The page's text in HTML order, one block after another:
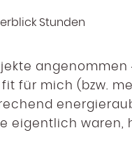
angenommen
für mich (bzw.
eigentlich waren,